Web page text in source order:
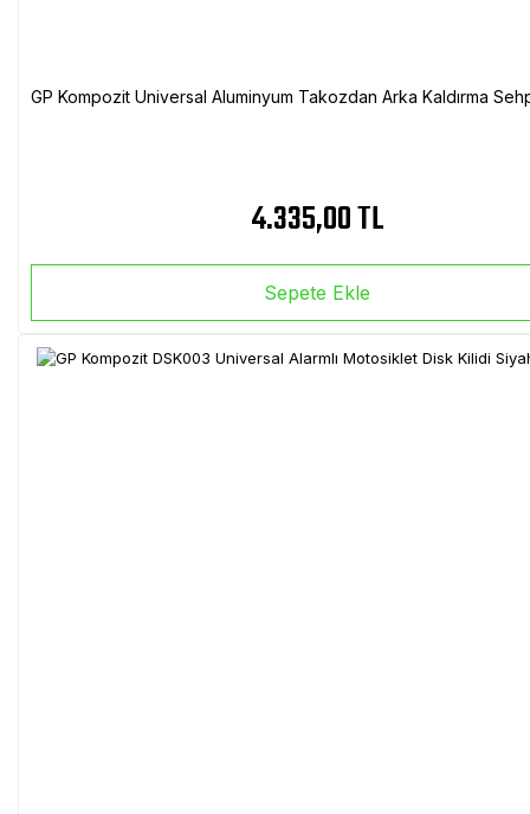
GP Kompozit Universal Aluminyum Takozdan Arka Kaldırma
4.335,00 TL
Sepete Ekle